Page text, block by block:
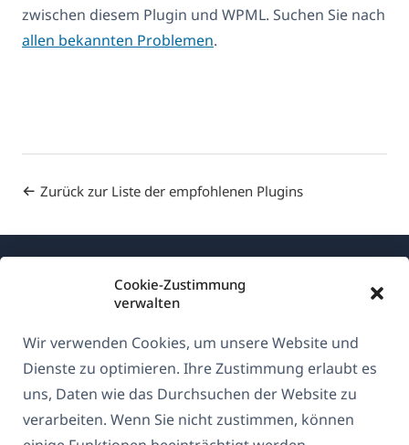
Cookie-Zustimmung
verwalten
Wir verwenden Cookies, um unsere Website und
Dienste zu optimieren. Ihre Zustimmung erlaubt es
uns, Daten wie das Durchsuchen der Website zu
verarbeiten. Wenn Sie nicht zustimmen, können
zwischen diesem Plugin und WPML. Suchen Sie nach
allen bekannten Problemen.
Zurück zur Liste der empfohlenen Plugins
Über WPML
DSGVO & Datenschutzrichtlinie
Unserem Team beitreten(öffnet